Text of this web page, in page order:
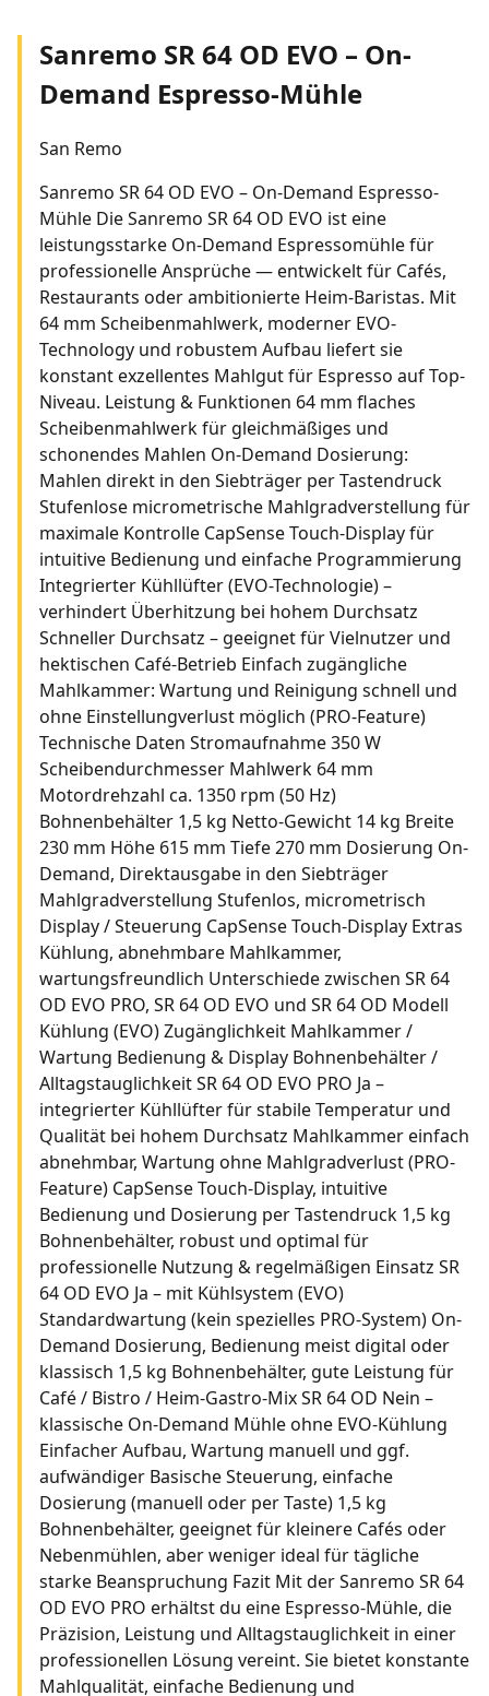
Sanremo SR 64 OD EVO – On-
Demand Espresso-Mühle
San Remo
Sanremo SR 64 OD EVO – On-Demand Espresso-
Mühle Die Sanremo SR 64 OD EVO ist eine
leistungsstarke On-Demand Espressomühle für
professionelle Ansprüche — entwickelt für Cafés,
Restaurants oder ambitionierte Heim-Baristas. Mit
64 mm Scheibenmahlwerk, moderner EVO-
Technology und robustem Aufbau liefert sie
konstant exzellentes Mahlgut für Espresso auf Top-
Niveau. Leistung & Funktionen 64 mm flaches
Scheibenmahlwerk für gleichmäßiges und
schonendes Mahlen On-Demand Dosierung:
Mahlen direkt in den Siebträger per Tastendruck
Stufenlose micrometrische Mahlgradverstellung für
maximale Kontrolle CapSense Touch-Display für
intuitive Bedienung und einfache Programmierung
Integrierter Kühllüfter (EVO-Technologie) –
verhindert Überhitzung bei hohem Durchsatz
Schneller Durchsatz – geeignet für Vielnutzer und
hektischen Café-Betrieb Einfach zugängliche
Mahlkammer: Wartung und Reinigung schnell und
ohne Einstellungverlust möglich (PRO-Feature)
Technische Daten Stromaufnahme 350 W
Scheibendurchmesser Mahlwerk 64 mm
Motordrehzahl ca. 1350 rpm (50 Hz)
Bohnenbehälter 1,5 kg Netto-Gewicht 14 kg Breite
230 mm Höhe 615 mm Tiefe 270 mm Dosierung On-
Demand, Direktausgabe in den Siebträger
Mahlgradverstellung Stufenlos, micrometrisch
Display / Steuerung CapSense Touch-Display Extras
Kühlung, abnehmbare Mahlkammer,
wartungsfreundlich Unterschiede zwischen SR 64
OD EVO PRO, SR 64 OD EVO und SR 64 OD Modell
Kühlung (EVO) Zugänglichkeit Mahlkammer /
Wartung Bedienung & Display Bohnenbehälter /
Alltagstauglichkeit SR 64 OD EVO PRO Ja –
integrierter Kühllüfter für stabile Temperatur und
Qualität bei hohem Durchsatz Mahlkammer einfach
abnehmbar, Wartung ohne Mahlgradverlust (PRO-
Feature) CapSense Touch-Display, intuitive
Bedienung und Dosierung per Tastendruck 1,5 kg
Bohnenbehälter, robust und optimal für
professionelle Nutzung & regelmäßigen Einsatz SR
64 OD EVO Ja – mit Kühlsystem (EVO)
Standardwartung (kein spezielles PRO-System) On-
Demand Dosierung, Bedienung meist digital oder
klassisch 1,5 kg Bohnenbehälter, gute Leistung für
Café / Bistro / Heim-Gastro-Mix SR 64 OD Nein –
klassische On-Demand Mühle ohne EVO-Kühlung
Einfacher Aufbau, Wartung manuell und ggf.
aufwändiger Basische Steuerung, einfache
Dosierung (manuell oder per Taste) 1,5 kg
Bohnenbehälter, geeignet für kleinere Cafés oder
Nebenmühlen, aber weniger ideal für tägliche
starke Beanspruchung Fazit Mit der Sanremo SR 64
OD EVO PRO erhältst du eine Espresso-Mühle, die
Präzision, Leistung und Alltagstauglichkeit in einer
professionellen Lösung vereint. Sie bietet konstante
Mahlqualität, einfache Bedienung und